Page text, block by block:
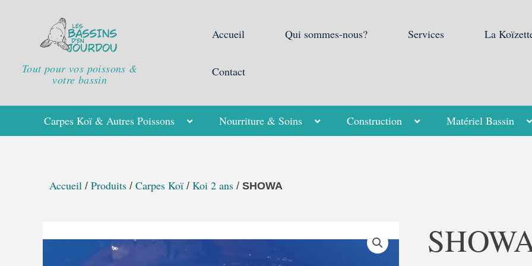
Tout pour vos poissons &
votre bassin
Accueil Qui sommes-nous? Services La
Contact
Carpes Koï & Autres Poissons Nourriture & Soins Construction Matériel Bassin
Accueil / Produits / Carpes Koï / Koi 2 ans / SHOWA